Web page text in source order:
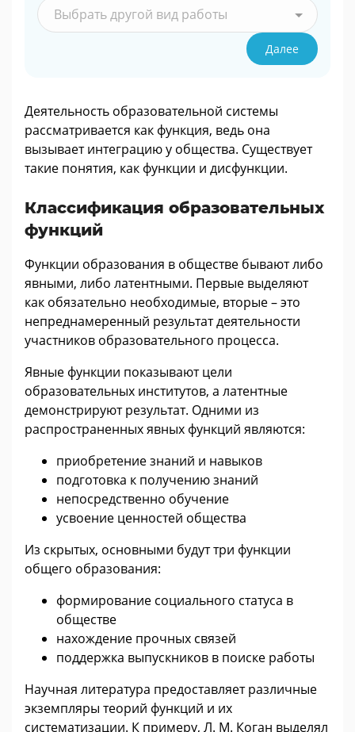
Выбрать другой вид работы
Далее
Деятельность образовательной системы
рассматривается как функция, ведь она
вызывает интеграцию у общества. Существует
такие понятия, как функции и дисфункции.
Классификация образовательных
функций
Функции образования в обществе бывают либо
явными, либо латентными. Первые выделяют
как обязательно необходимые, вторые – это
непреднамеренный результат деятельности
участников образовательного процесса.
Явные функции показывают цели
образовательных институтов, а латентные
демонстрируют результат. Одними из
распространенных явных функций являются:
приобретение знаний и навыков
подготовка к получению знаний
непосредственно обучение
усвоение ценностей общества
Из скрытых, основными будут три функции
общего образования:
формирование социального статуса в
обществе
нахождение прочных связей
поддержка выпускников в поиске работы
Научная литература предоставляет различные
экземпляры теорий функций и их
систематизации. К примеру, Л. М. Коган выделял